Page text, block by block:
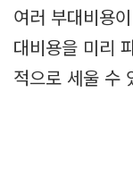
여러 부대비용
대비용을 미리
적으로 세울 수